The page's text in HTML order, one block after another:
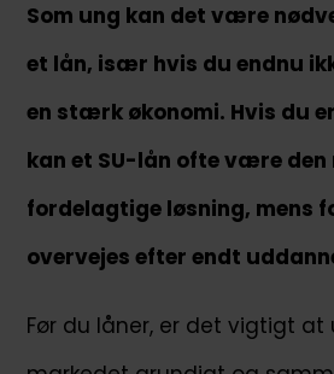
Sambla er en uafhængig service,
og så kommer alle op med deres
betale unødvendige renteudgifter
kundeservice@sambla.dk
Landgreven 3, st. th. 1301
Som ung kan det være
et lån, især hvis du endnu
en stærk økonomi. Hvis du
kan et SU-lån ofte være den
fordelagtige løsning, mens
overvejes efter endt
Før du låner, er det vigtigt at